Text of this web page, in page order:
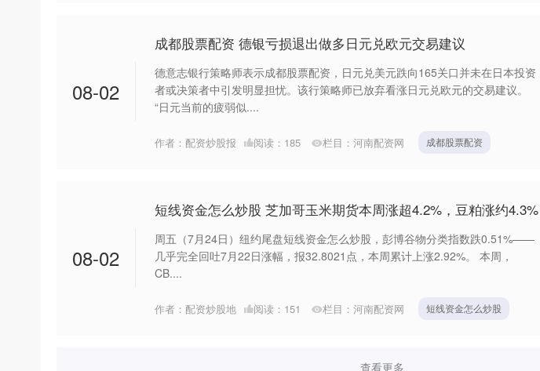
08-02
成都股票配资 德银亏损退出做多日元兑欧元交易建议
德意志银行策略师表示成都股票配资，日元兑美元跌向165关口并未在日本投资
者或决策者中引发明显担忧。该行策略师已放弃看涨日元兑欧元的交易建议。
“日元当前的疲弱似....
作者：配资炒股报 阅读： 185 栏目： 河南配资网 成都股票配资
08-02
短线资金怎么炒股 芝加哥玉米期货本周涨超4.2%，豆粕涨约4.3%
周五（7月24日）纽约尾盘短线资金怎么炒股，彭博谷物分类指数跌0.51%——
几乎完全回吐7月22日涨幅，报32.8021点，本周累计上涨2.92%。 本周，
CB....
作者：配资炒股地 阅读： 151 栏目： 河南配资网 短线资金怎么炒股
查看更多